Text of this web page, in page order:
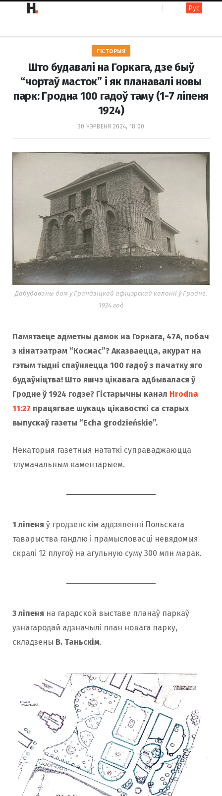
c
o
o
s
g
r
Рус
ГІСТОРЫЯ
Што будавалі на Горкага, дзе быў
“чортаў масток” і як планавалі новы
парк: Гродна 100 гадоў таму (1-7 ліпеня
1924)
30 ЧЭРВЕНЯ 2024, 18:00
Дабудаваны дом у Грандзіцкай афіцэрскай калоніі ў Гродне.
1924 год
Памятаеце адметны дамок на Горкага, 47А, побач
з кінатэатрам “Космас”? Аказваецца, акурат на
гэтым тыдні спаўняецца 100 гадоў з пачатку яго
будаўніцтва! Што яшчэ цікавага адбывалася ў
Гродне ў 1924 годзе? Гістарычны канал Hrodna
11:27 працягвае шукаць цікавосткі са старых
выпускаў газеты “Echa grodzieńskie”.
Некаторыя газетныя нататкі суправаджаюцца
тлумачальным каментарыем.
1 ліпеня ў гродзенскім аддзяленні Польскага
таварыства гандлю і прамысловасці невядомыя
скралі 12 плугоў на агульную суму 300 млн марак.
3 ліпеня на гарадской выставе планаў паркаў
узнагародай адзначылі план новага парку,
складзены В. Таньскім.